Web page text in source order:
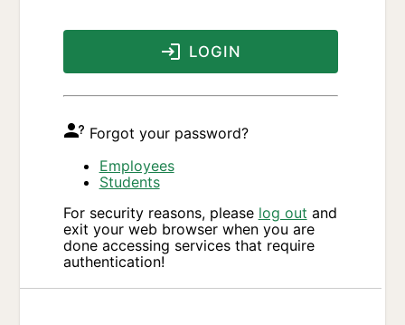
LOGIN
Forgot your password?
Employees
Students
For security reasons, please log out and
exit your web browser when you are
done accessing services that require
authentication!